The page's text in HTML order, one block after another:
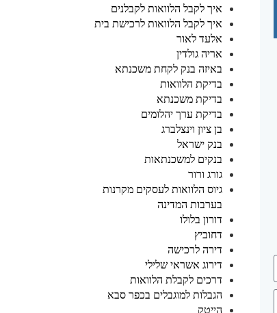
איך לקבל הלוואות לקבלנים
איך לקבל הלוואות לרכישת בית
אלעד לאור
אריה גולדין
באיזה בנק לקחת משכנתא
בדיקת הלוואות
בדיקת משכנתא
בדיקת ערך יהלומים
בן ציון וינצלברג
בנק ישראל
בנקים למשכנתאות
גורג ורור
גיוס הלוואות לעסקים מקרנות
בערבות המדינה
דורון בלולו
דחוביץ
דירה לרכישה
דירוג אשראי שלילי
דרכים לקבלת הלוואות
הגבלות למוגבלים בכפר סבא
הייטק